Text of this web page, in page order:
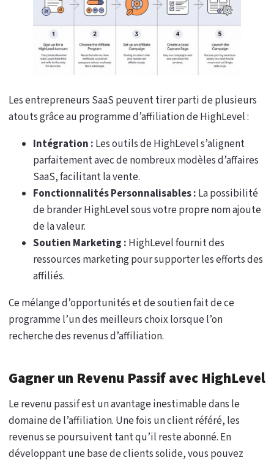
Les entrepreneurs SaaS peuvent tirer parti de plusieurs
atouts grâce au programme d’affiliation de HighLevel :
Intégration : Les outils de HighLevel s’alignent
parfaitement avec de nombreux modèles d’affaires
SaaS, facilitant la vente.
Fonctionnalités Personnalisables : La possibilité
de brander HighLevel sous votre propre nom ajoute
de la valeur.
Soutien Marketing : HighLevel fournit des
ressources marketing pour supporter les efforts des
affiliés.
Ce mélange d’opportunités et de soutien fait de ce
programme l’un des meilleurs choix lorsque l’on
recherche des revenus d’affiliation.
Gagner un Revenu Passif avec HighLevel
Le revenu passif est un avantage inestimable dans le
domaine de l’affiliation. Une fois un client référé, les
revenus se poursuivent tant qu’il reste abonné. En
développant une base de clients solide, vous pouvez